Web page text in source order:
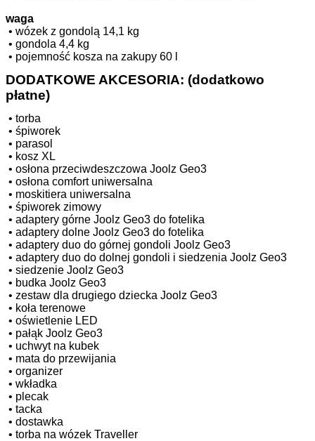
waga
• wózek z gondolą 14,1 kg
• gondola 4,4 kg
• pojemność kosza na zakupy 60 l
DODATKOWE AKCESORIA: (dodatkowo
płatne)
• torba
• śpiworek
• parasol
• kosz XL
• osłona przeciwdeszczowa Joolz Geo3
• osłona comfort uniwersalna
• moskitiera uniwersalna
• śpiworek zimowy
• adaptery górne Joolz Geo3 do fotelika
• adaptery dolne Joolz Geo3 do fotelika
• adaptery duo do górnej gondoli Joolz Geo3
• adaptery duo do dolnej gondoli i siedzenia Joolz Geo3
• siedzenie Joolz Geo3
• budka Joolz Geo3
• zestaw dla drugiego dziecka Joolz Geo3
• koła terenowe
• oświetlenie LED
• pałąk Joolz Geo3
• uchwyt na kubek
• mata do przewijania
• organizer
• wkładka
• plecak
• tacka
• dostawka
• torba na wózek Traveller